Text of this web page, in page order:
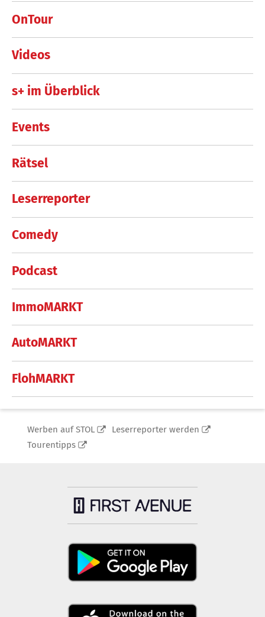
OnTour
Videos
s+ im Überblick
Events
Rätsel
Leserreporter
Comedy
Podcast
ImmoMARKT
AutoMARKT
FlohMARKT
Werben auf STOL
Leserreporter werden
Tourentipps